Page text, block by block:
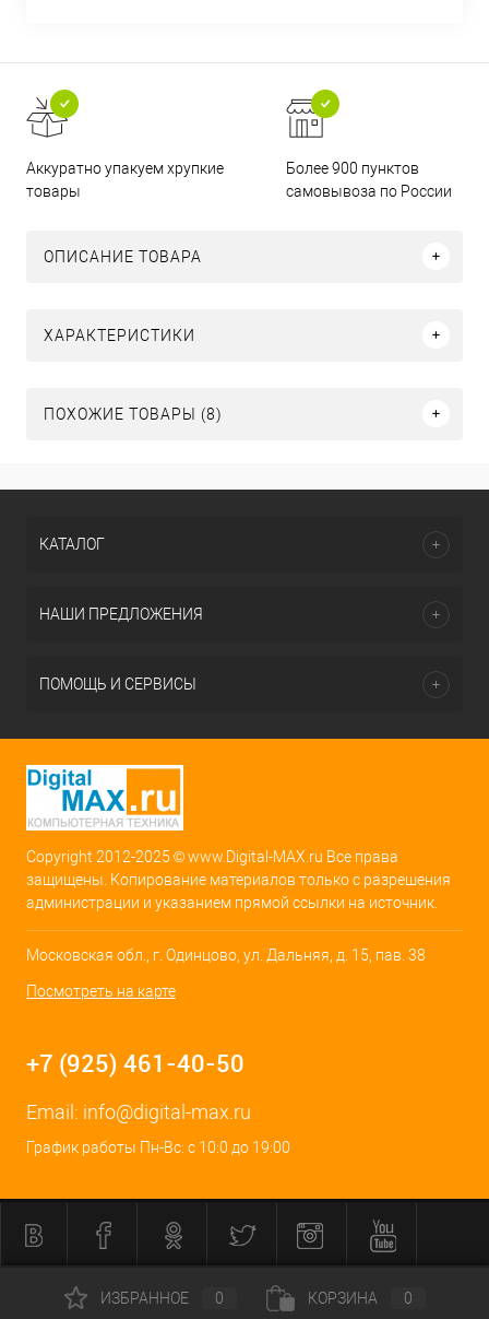
Аккуратно упакуем хрупкие
товары
Более 900 пунктов
самовывоза по России
ОПИСАНИЕ ТОВАРА
ХАРАКТЕРИСТИКИ
ПОХОЖИЕ ТОВАРЫ (8)
КАТАЛОГ
НАШИ ПРЕДЛОЖЕНИЯ
ПОМОЩЬ И СЕРВИСЫ
Copyright 2012-2025 © www.Digital-MAX.ru Все права
защищены. Копирование материалов только с разрешения
администрации и указанием прямой ссылки на источник.
Московская обл., г. Одинцово, ул. Дальняя, д. 15, пав. 38
Посмотреть на карте
+7 (925) 461-40-50
Email: info@digital-max.ru
График работы Пн-Вс: с 10:0 до 19:00
ИЗБРАННОЕ 0 КОРЗИНА 0